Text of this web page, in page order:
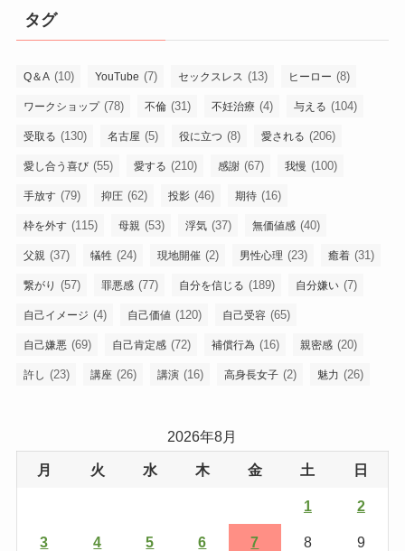
タグ
Q＆A (10) YouTube (7) セックスレス (13) ヒーロー (8)
ワークショップ(78) 不倫 (31) 不妊治療 (4) 与える (104)
受取る (130) 名古屋 (5) 役に立つ (8) 愛される (206)
愛し合う喜び (55) 愛する (210) 感謝 (67) 我慢 (100)
手放す (79) 抑圧 (62) 投影 (46) 期待 (16)
枠を外す (115) 母親 (53) 浮気 (37) 無価値感 (40)
父親 (37) 犠牲 (24) 現地開催 (2) 男性心理 (23) 癒着 (31)
繋がり (57) 罪悪感 (77) 自分を信じる (189) 自分嫌い (7)
自己イメージ (4) 自己価値 (120) 自己受容 (65)
自己嫌悪 (69) 自己肯定感 (72) 補償行為 (16) 親密感 (20)
許し (23) 講座 (26) 講演 (16) 高身長女子 (2) 魅力 (26)
2026年8月
月 火 水 木 金 土 日
1 2
3 4 5 6 7 8 9